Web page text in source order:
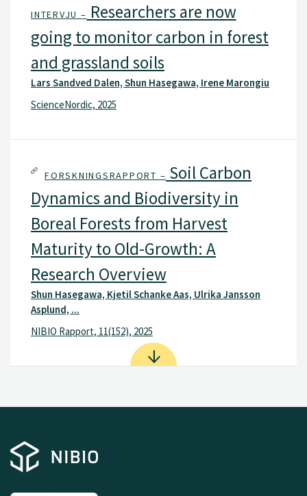
INTERVJU – Researchers are now
going to monitor carbon in forest
and grassland soils
Lars Sandved Dalen, Shun Hasegawa, Irene Marongiu
ScienceNordic, 2025
FORSKNINGSRAPPORT – Soil Carbon
Dynamics and Biodiversity in
Boreal Forests from Harvest
Maturity to Old-Growth: A
Research Overview
Shun Hasegawa, Kjetil Schanke Aas, Ulrika Jansson
Asplund, ...
NIBIO Rapport, 11(152), 2025